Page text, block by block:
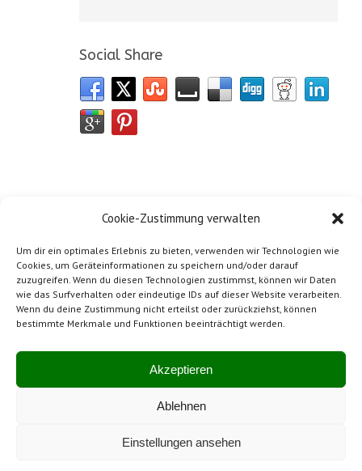
Cookie-Zustimmung verwalten
Um dir ein optimales Erlebnis zu bieten, verwenden wir Technologien wie
Cookies, um Geräteinformationen zu speichern und/oder darauf
zuzugreifen. Wenn du diesen Technologien zustimmst, können wir Daten
wie das Surfverhalten oder eindeutige IDs auf dieser Website verarbeiten.
Wenn du deine Zustimmung nicht erteilst oder zurückziehst, können
bestimmte Merkmale und Funktionen beeinträchtigt werden.
Akzeptieren
Ablehnen
Einstellungen ansehen
Social Share
Mitglied von SwissBeton